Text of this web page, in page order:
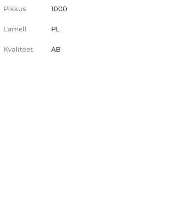
Pikkus 1000
Lamell PL
Kvaliteet AB